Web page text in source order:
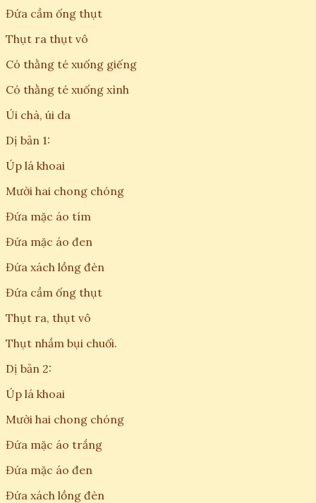
Đứa cầm ống thụt
Thụt ra thụt vô
Có thằng té xuống giếng
Có thằng té xuống xình
Úi chà, úi da
Dị bản 1:
Úp lá khoai
Mười hai chong chóng
Đứa mặc áo tím
Đứa mặc áo đen
Đứa xách lồng đèn
Đứa cầm ống thụt
Thụt ra, thụt vô
Thụt nhầm bụi chuối.
Dị bản 2:
Úp lá khoai
Mười hai chong chóng
Đứa mặc áo trắng
Đứa mặc áo đen
Đứa xách lồng đèn